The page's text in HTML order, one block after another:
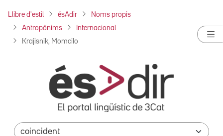
Llibre d'estil ésAdir Noms propis
Antropònims Internacional
Krajisnik, Momcilo